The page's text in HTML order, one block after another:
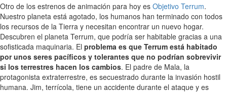
Otro de los estrenos de animación para hoy es Objetivo Terrum.
Nuestro planeta está agotado, los humanos han terminado con todos
los recursos de la Tierra y necesitan encontrar un nuevo hogar.
Descubren el planeta Terrum, que podría ser habitable gracias a una
sofisticada maquinaria. El problema es que Terrum está habitado
por unos seres pacíficos y tolerantes que no podrían sobrevivir
si los terrestres hacen los cambios. El padre de Mala, la
protagonista extraterrestre, es secuestrado durante la invasión hostil
humana. Jim, terrícola, tiene un accidente durante el ataque y es